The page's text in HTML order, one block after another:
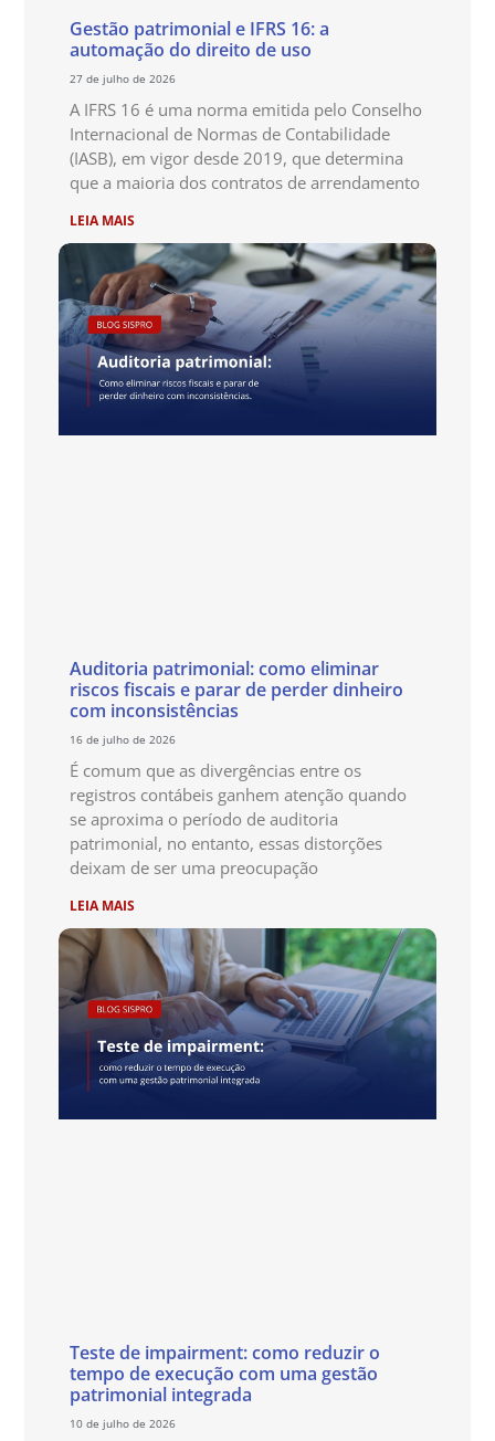
Gestão patrimonial e IFRS 16: a
automação do direito de uso
27 de julho de 2026
A IFRS 16 é uma norma emitida pelo Conselho
Internacional de Normas de Contabilidade
(IASB), em vigor desde 2019, que determina
que a maioria dos contratos de arrendamento
LEIA MAIS
Auditoria patrimonial: como eliminar
riscos fiscais e parar de perder dinheiro
com inconsistências
16 de julho de 2026
É comum que as divergências entre os
registros contábeis ganhem atenção quando
se aproxima o período de auditoria
patrimonial, no entanto, essas distorções
deixam de ser uma preocupação
LEIA MAIS
Teste de impairment: como reduzir o
tempo de execução com uma gestão
patrimonial integrada
10 de julho de 2026